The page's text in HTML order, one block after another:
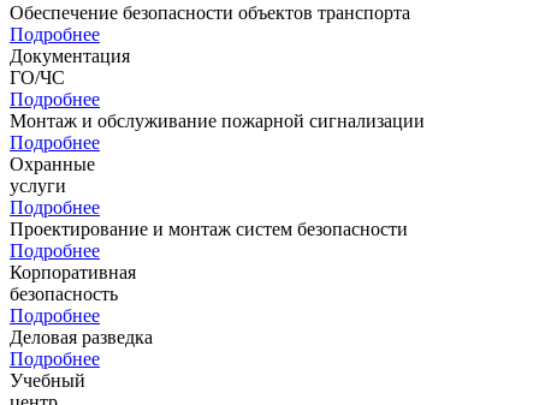
Обеспечение безопасности объектов транспорта
Подробнее
Документация
ГО/ЧС
Подробнее
Монтаж и обслуживание пожарной сигнализации
Подробнее
Охранные
услуги
Подробнее
Проектирование и монтаж систем безопасности
Подробнее
Корпоративная
безопасность
Подробнее
Деловая разведка
Подробнее
Учебный